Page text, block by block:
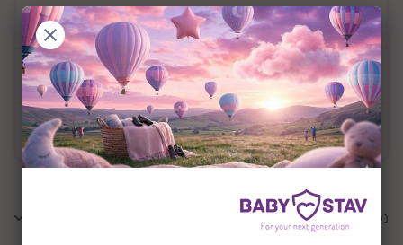
בחריצרן
מחיר 0 ₪
—
0 ₪
משלוח
משלוח חינם
נמצאו 0תוצאות